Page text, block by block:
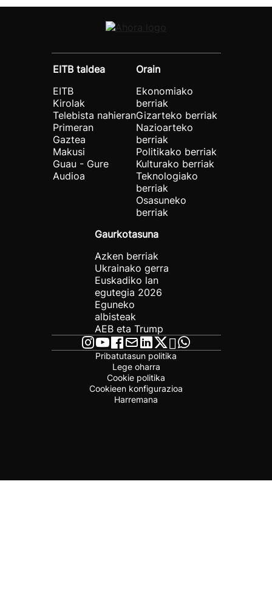
EITB taldea
EITB
Kirolak
Telebista nahieran
Primeran
Gaztea
Makusi
Guau - Gure
Audioa
Orain
Ekonomiako
berriak
Gizarteko berriak
Nazioarteko
berriak
Politikako berriak
Kulturako berriak
Teknologiako
berriak
Osasuneko
berriak
Gaurkotasuna
Azken berriak
Ukrainako gerra
Euskadiko lan
egutegia 2026
Eguneko
albisteak
AEB eta Trump
Pribatutasun politika
Lege oharra
Cookie politika
Cookieen konfigurazioa
Harremana